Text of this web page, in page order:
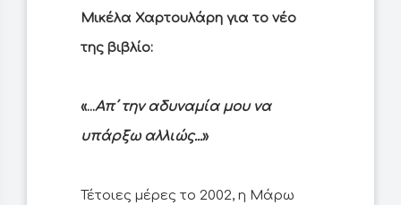
Μικέλα Χαρτουλάρη για το νέο
της βιβλίο:
«...Απ΄ την αδυναμία μου να
υπάρξω αλλιώς...»
Τέτοιες μέρες το 2002, η Μάρω